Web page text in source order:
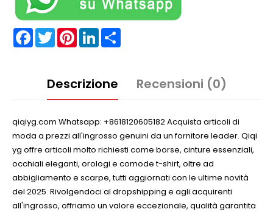
Facebook
TwitterPinterestLinkedIn
Descrizione Recensioni (0)
qiqiyg.com Whatsapp: +8618120605182 Acquista articoli di
moda a prezzi all'ingrosso genuini da un fornitore leader. Qiqi
yg offre articoli molto richiesti come borse, cinture essenziali,
occhiali eleganti, orologi e comode t-shirt, oltre ad
abbigliamento e scarpe, tutti aggiornati con le ultime novità
del 2025. Rivolgendoci al dropshipping e agli acquirenti
all'ingrosso, offriamo un valore eccezionale, qualità garantita